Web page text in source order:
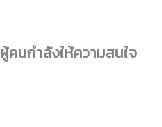
ผู้คนกำลังให้ความสนใจ